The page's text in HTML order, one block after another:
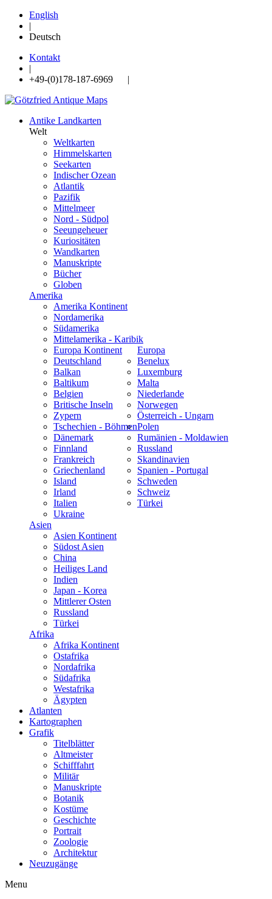
English
|
Deutsch
Kontakt
|
+49-(0)178-187-6969 |
Antike Landkarten
Welt
Weltkarten
Himmelskarten
Seekarten
Indischer Ozean
Atlantik
Pazifik
Mittelmeer
Nord - Südpol
Seeungeheuer
Kuriositäten
Wandkarten
Manuskripte
Bücher
Globen
Amerika
Amerika Kontinent
Nordamerika
Südamerika
Mittelamerika - Karibik
Europa
Europa Kontinent
Deutschland
Balkan
Baltikum
Belgien
Britische Inseln
Zypern
Tschechien - Böhmen
Dänemark
Finnland
Frankreich
Griechenland
Island
Irland
Italien
Benelux
Luxemburg
Malta
Niederlande
Norwegen
Österreich - Ungarn
Polen
Rumänien - Moldawien
Russland
Skandinavien
Spanien - Portugal
Schweden
Schweiz
Türkei
Ukraine
Asien
Asien Kontinent
Südost Asien
China
Heiliges Land
Indien
Japan - Korea
Mittlerer Osten
Russland
Türkei
Afrika
Afrika Kontinent
Ostafrika
Nordafrika
Südafrika
Westafrika
Ägypten
Atlanten
Kartographen
Grafik
Titelblätter
Altmeister
Schifffahrt
Militär
Manuskripte
Botanik
Kostüme
Geschichte
Portrait
Zoologie
Architektur
Neuzugänge
Menu